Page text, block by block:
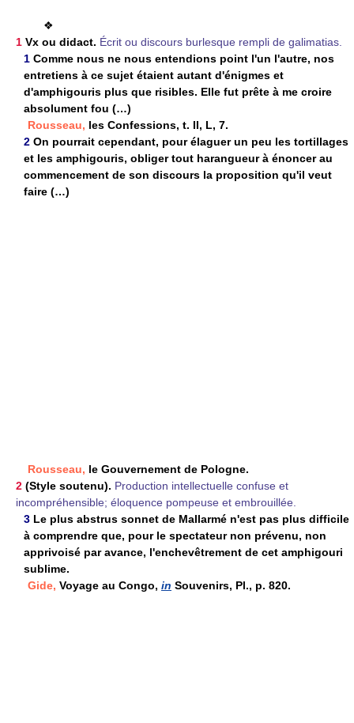
❖
1 Vx ou didact. Écrit ou discours burlesque rempli de galimatias.
1 Comme nous ne nous entendions point l'un l'autre, nos
entretiens à ce sujet étaient autant d'énigmes et
d'amphigouris plus que risibles. Elle fut prête à me croire
absolument fou (…)
Rousseau, les Confessions, t. II, L, 7.
2 On pourrait cependant, pour élaguer un peu les tortillages
et les amphigouris, obliger tout harangueur à énoncer au
commencement de son discours la proposition qu'il veut
faire (…)
Rousseau, le Gouvernement de Pologne.
2 (Style soutenu). Production intellectuelle confuse et
incompréhensible; éloquence pompeuse et embrouillée.
3 Le plus abstrus sonnet de Mallarmé n'est pas plus difficile
à comprendre que, pour le spectateur non prévenu, non
apprivoisé par avance, l'enchevêtrement de cet amphigouri
sublime.
Gide, Voyage au Congo, in Souvenirs, Pl., p. 820.